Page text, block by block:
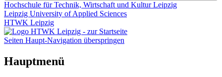
Hochschule für Technik, Wirtschaft und Kultur Leipzig
Leipzig University of Applied Sciences
HTWK Leipzig
Seiten Haupt-Navigation überspringen
Hauptmenü